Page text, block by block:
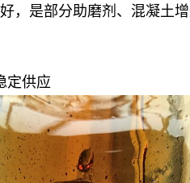
，是部分助磨剂、 混凝土
定供应